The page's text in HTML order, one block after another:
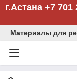
г.Астана +7
Материалы для